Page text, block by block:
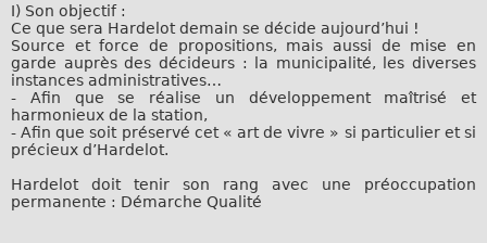
I) Son objectif :
Ce que sera Hardelot demain se décide aujourd’hui !
Source et force de propositions, mais aussi de mise en
garde auprès des décideurs : la municipalité, les diverses
instances administratives…
- Afin que se réalise un développement maîtrisé et
harmonieux de la station,
- Afin que soit préservé cet « art de vivre » si particulier et si
précieux d’Hardelot.
Hardelot doit tenir son rang avec une préoccupation
permanente : Démarche Qualité